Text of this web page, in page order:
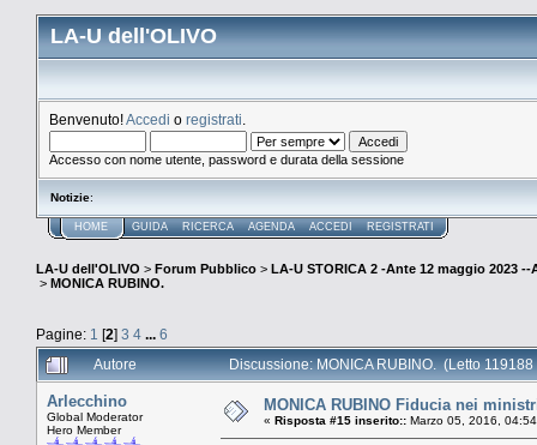
LA-U dell'OLIVO
Benvenuto!Accedi o registrati
Accesso con nome utente, password e durata della sessione
Notizie:
HOME GUIDA RICERCA AGENDA ACCEDI REGISTRATI
LA-U dell'OLIVO > Forum Pubblico > LA-U STORICA 2 -Ante 12 maggio 2023 --
> MONICA RUBINO.
Pagine: 1 [2] 3 4 ... 6
Autore
Discussione: MONICA RUBINO. (Letto 119188
Arlecchino
Global Moderator
Hero Member
MONICA RUBINO Fiducia nei
« Risposta #15 inserito:: Marzo 05, 2016,